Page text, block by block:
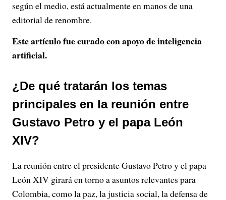
según el medio, está actualmente en manos de una
editorial de renombre.
Este artículo fue curado con apoyo de inteligencia
artificial.
¿De qué tratarán los temas
principales en la reunión entre
Gustavo Petro y el papa León
XIV?
La reunión entre el presidente Gustavo Petro y el papa
León XIV girará en torno a asuntos relevantes para
Colombia, como la paz, la justicia social, la defensa de